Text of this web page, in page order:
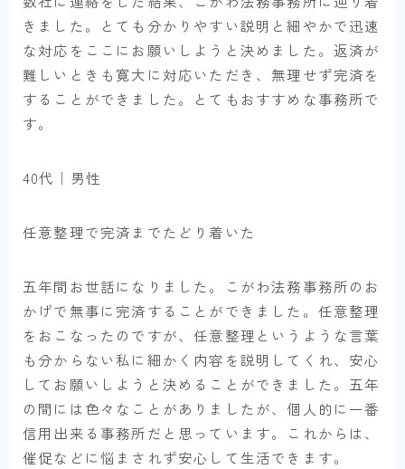
きました。とても分かりやすい説明と細やかで迅速
な対応をここにお願いしようと決めました。返済が
難しいときも寛大に対応いただき、無理せず完済を
することができました。とてもおすすめな事務所で
す。
40代｜男性
任意整理で完済までたどり着いた
五年間お世話になりました。こがわ法務事務所のお
かげで無事に完済することができました。任意整理
をおこなったのですが、任意整理というような言葉
も分からない私に細かく内容を説明してくれ、安心
してお願いしようと決めることができました。五年
の間には色々なことがありましたが、個人的に一番
信用出来る事務所だと思っています。これからは、
催促などに悩まされず安心して生活できます。